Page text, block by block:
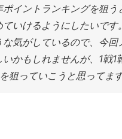
イントランキングを狙う
いけるようにしたいです。
気がしているので、今
かもしれませんが、1戦1
狙っていこうと思ってます